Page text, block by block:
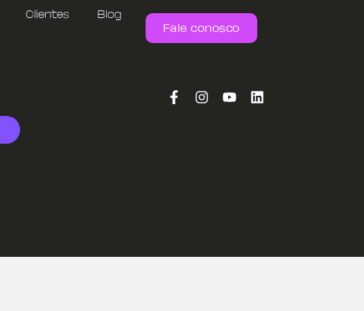
Clientes
Blog
Fale conosco